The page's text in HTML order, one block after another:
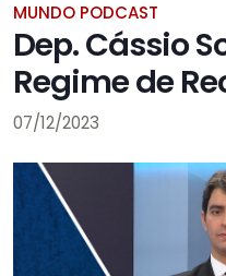
MUNDO PODCAST
Dep. Cássio
Regime de
07/12/2023